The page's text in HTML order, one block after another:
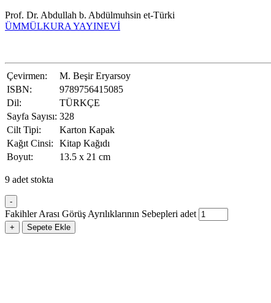
Prof. Dr. Abdullah b. Abdülmuhsin et-Türki
ÜMMÜLKURA YAYINEVİ
Çevirmen:
M. Beşir Eryarsoy
ISBN:
9789756415085
Dil:
TÜRKÇE
Sayfa Sayısı: 328
Cilt Tipi:
Karton Kapak
Kağıt Cinsi:
Kitap Kağıdı
Boyut:
13.5 x 21 cm
9 adet stokta
-
Fakihler Arası Görüş Ayrılıklarının Sebepleri adet
+ Sepete Ekle